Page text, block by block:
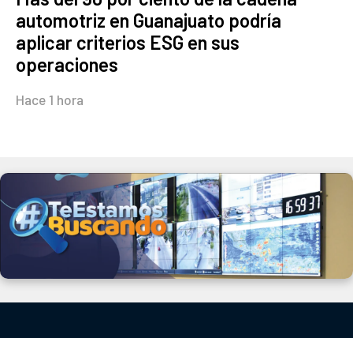
automotriz en Guanajuato podría
aplicar criterios ESG en sus
operaciones
Hace 1 hora